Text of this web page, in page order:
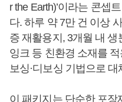
r the Earth)’이라는 콘셉
다. 하루 약 7만 건 이상
증 재활용지, 3개월 내
잉크 등 친환경 소재를
보싱·디보싱 기법으로 대
이 패키지는 단순한 포